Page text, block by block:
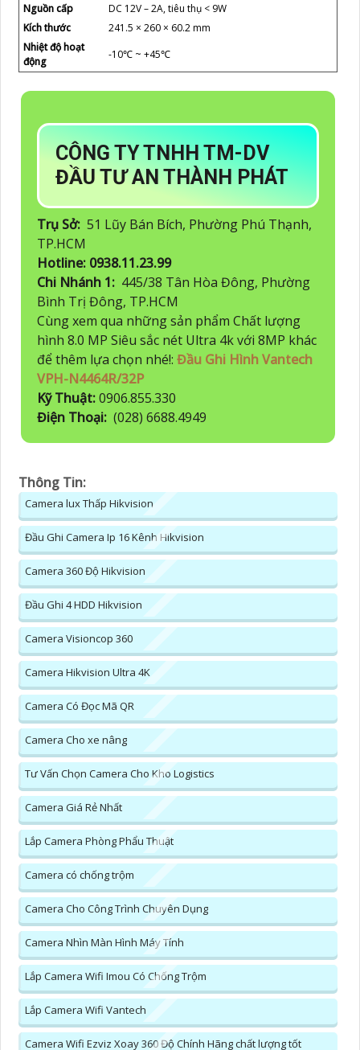
Nguồn cấp
DC 12V – 2A, tiêu thụ < 9W
Kích thước
241.5 × 260 × 60.2 mm
Nhiệt độ hoạt
động
-10℃ ~ +45℃
CÔNG TY TNHH TM-DV
ĐẦU TƯ AN THÀNH PHÁT
Trụ Sở: 51 Lũy Bán Bích, Phường Phú Thạnh,
TP.HCM
Hotline: 0938.11.23.99
Chi Nhánh 1: 445/38 Tân Hòa Đông, Phường
Bình Trị Đông, TP.HCM
Cùng xem qua những sản phẩm Chất lượng
hình 8.0 MP Siêu sắc nét Ultra 4k với 8MP khác
để thêm lựa chọn nhé!: Đầu Ghi Hình Vantech
VPH-N4464R/32P
Kỹ Thuật:0906.855.330
Điện Thoại: (028) 6688.4949
Thông Tin:
Camera lux Thấp Hikvision
Đầu Ghi Camera Ip 16 Kênh Hikvision
Camera 360 Độ Hikvision
Đầu Ghi 4 HDD Hikvision
Camera Visioncop 360
Camera Hikvision Ultra 4K
Camera Có Đọc Mã QR
Camera Cho xe nâng
Tư Vấn Chọn Camera Cho Kho Logistics
Camera Giá Rẻ Nhất
Lắp Camera Phòng Phẩu Thuật
Camera có chống trộm
Camera Cho Công Trình Chuyên Dụng
Camera Nhìn Màn Hình Máy Tính
Lắp Camera Wifi Imou Có Chống Trộm
Lắp Camera Wifi Vantech
Camera Wifi Ezviz Xoay 360 Độ Chính Hãng chất lượng tốt